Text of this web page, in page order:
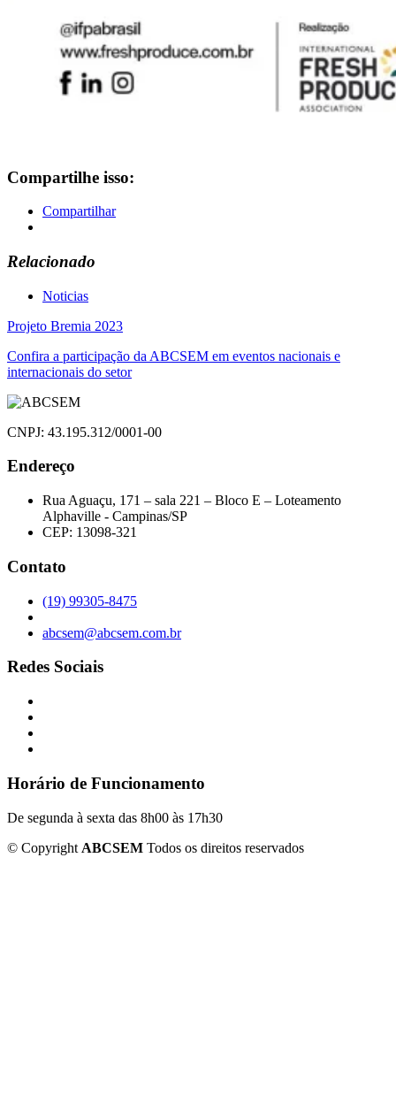
Compartilhe isso:
Compartilhar
Relacionado
Noticias
Navegação
de
Post
Projeto Bremia 2023
Confira a participação da ABCSEM em eventos nacionais e
internacionais do setor
CNPJ: 43.195.312/0001-00
Endereço
Rua Aguaçu, 171 – sala 221 – Bloco E – Loteamento
Alphaville - Campinas/SP
CEP: 13098-321
Contato
(19) 99305-8475
abcsem@abcsem.com.br
Redes Sociais
Horário de Funcionamento
De segunda à sexta das 8h00 às 17h30
© Copyright ABCSEM Todos os direitos reservados